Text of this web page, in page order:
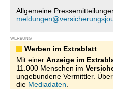
Allgemeine
WERBUNG
Werben im Extrablatt
Mit einer Anzeige im
11.000 Menschen im
ungebundene Vermittler.
die Mediadaten